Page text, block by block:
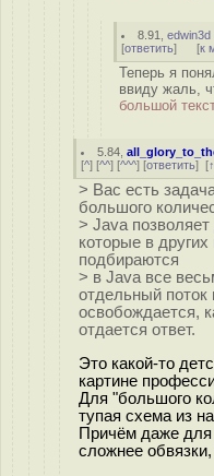
8.91 ,edwin3d
[ответить] [к
Теперь я
ввиду жаль,
большой
5.84 ,
[^] [^^] [^^^] [ответить] [↑
> Вас есть
большого
> Java
которые в
подбираются
> в Java все
отдельный поток
освобождается,
отдается ответ.
Это какой-то
картине
Для "большого
тупая схема из
Причём даже
сложнее